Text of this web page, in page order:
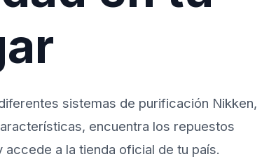
sistemas de purificación Nikken,
encuentra los repuestos
accede a la tienda oficial de tu país.